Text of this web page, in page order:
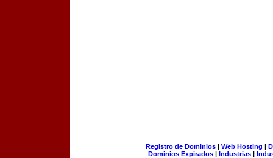
Registro de Dominios| Web Hosting |
Dominios Expirados | Industrias |